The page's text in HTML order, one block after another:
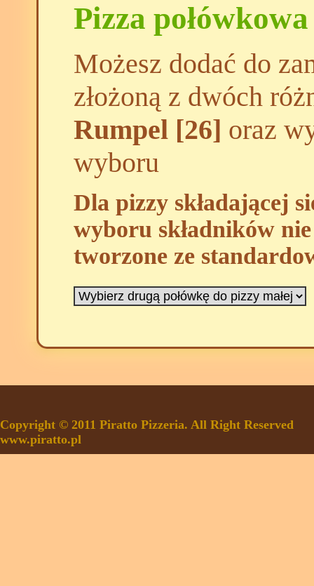
Pizza połówkowa
Możesz dodać do
złożoną z dwóch
Rumpel [26] oraz
wyboru
Dla pizzy składającej
wyboru składników
tworzone ze
Copyright © 2011 Piratto Pizzeria. All Right Reserved
www.piratto.pl